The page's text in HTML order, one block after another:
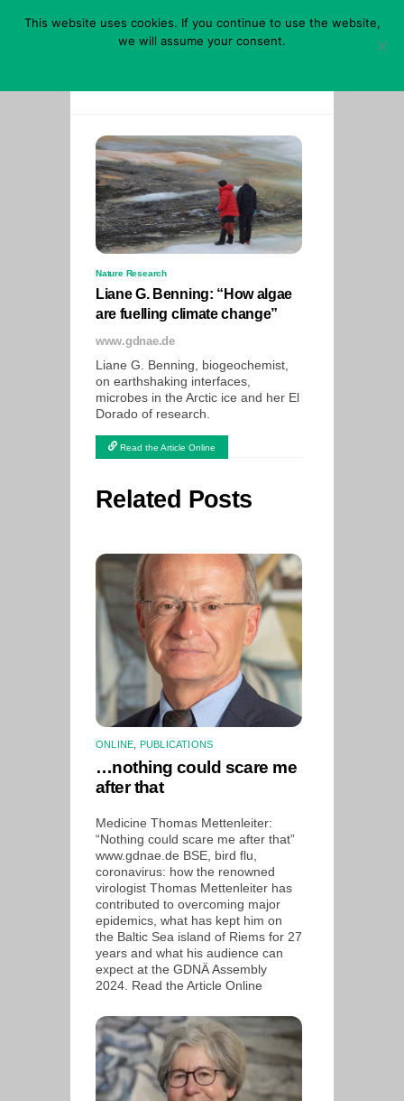
to
Nature Research
Liane G. Benning: “How algae
are fuelling climate change”
www.gdnae.de
Liane G. Benning, biogeochemist,
on earthshaking interfaces,
microbes in the Arctic ice and her El
Dorado of research.
Read the Article Online
Related Posts
ONLINE PUBLICATIONS
…nothing could scare me
after that
Medicine Thomas Mettenleiter:
“Nothing could scare me after that”
www.gdnae.de BSE, bird flu,
coronavirus: how the renowned
virologist Thomas Mettenleiter has
contributed to overcoming major
epidemics, what has kept him on
the Baltic Sea island of Riems for 27
years and what his audience can
expect at the GDNÄ Assembly
2024. Read the Article Online
This website uses cookies. If you continue to use the website,
we will assume your consent.